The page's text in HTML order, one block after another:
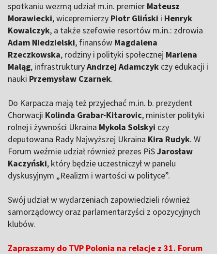
spotkaniu wezmą udział m.in. premier Mateusz
Morawiecki, wicepremierzy Piotr Gliński i Henryk
Kowalczyk, a także szefowie resortów m.in.: zdrowia
Adam Niedzielski, finansów Magdalena
Rzeczkowska, rodziny i polityki społecznej Marlena
Maląg, infrastrukturyAndrzej Adamczyk czy edukacji i
nauki Przemysław Czarnek.
Do Karpacza mają też przyjechać m.in. b. prezydent
Chorwacji Kolinda Grabar-Kitarovic, minister polityki
rolnej i żywności Ukraina Mykola Solskyi czy
deputowana Rady Najwyższej Ukraina Kira Rudyk. W
Forum weźmie udział również prezes PiSJarosław
Kaczyński, który będzie uczestniczył w panelu
dyskusyjnym „Realizm i wartości w polityce”.
Swój udział w wydarzeniach zapowiedzieli również
samorządowcy oraz parlamentarzyści z opozycyjnych
klubów.
Zapraszamy do TVP Polonia na relacje z 31. Forum